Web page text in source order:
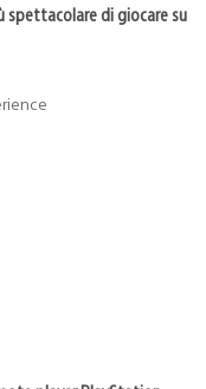
spettacolare di giocare su